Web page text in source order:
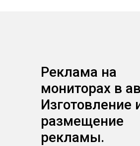
Реклама на
мониторах в
Изготовление
размещение
рекламы.